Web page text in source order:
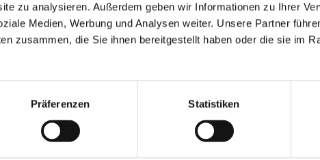
zu analysieren. Außerdem geben wir Informationen zu Ihrer
Medien, Werbung und Analysen weiter. Unsere Partner
zusammen, die Sie ihnen bereitgestellt haben oder die sie im
Präferenzen Statistiken
selbst lässt mit rund 160 m² Wohnfläche
mit über 20 m² Fläche, der der
aus gelangen Sie in sämtliche Wohnräume.
großen Panoramafenster, das den Blick auf den
kühleren Tagen für eine behagliche Atmosphäre.
Dachterrasse.